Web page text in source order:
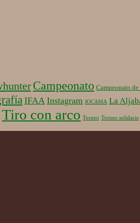
Campeonato Campeonato de
IFAA Instagram JOCAMA La
Tiro con arco Torneo Torneo solidario